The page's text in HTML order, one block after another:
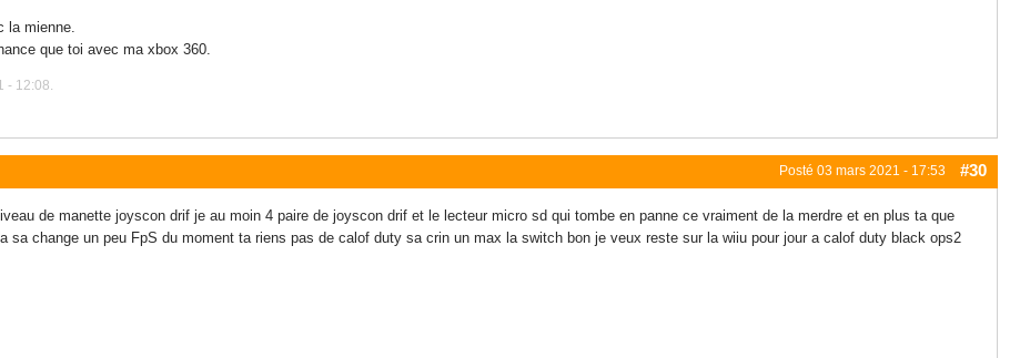
la mienne.
que toi avec ma xbox 360.
- 12:08.
Posté 03 mars 2021 - 17:53 #30
de manette joyscon drif je au moin 4 paire de joyscon drif et le lecteur micro sd qui tombe en panne ce vraiment de la merdre et en plus ta que
sa change un peu FpS du moment ta riens pas de calof duty sa crin un max la switch bon je veux reste sur la wiiu pour jour a calof duty black ops2